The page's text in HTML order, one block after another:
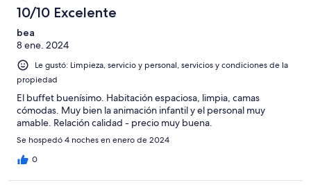
10/10 Excelente
bea
8 ene. 2024
Le gustó: Limpieza, servicio y personal, servicios y condiciones de la
propiedad
El buffet buenísimo. Habitación espaciosa, limpia, camas
cómodas. Muy bien la animación infantil y el personal muy
amable. Relación calidad - precio muy buena.
Se hospedó 4 noches en enero de 2024
0